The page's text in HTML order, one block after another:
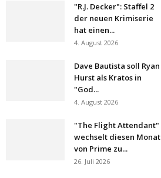
"R.J. Decker": Staffel 2
der neuen Krimiserie
hat einen...
4. August 2026
Dave Bautista soll Ryan
Hurst als Kratos in
"God...
4. August 2026
"The Flight Attendant"
wechselt diesen Monat
von Prime zu...
26. Juli 2026